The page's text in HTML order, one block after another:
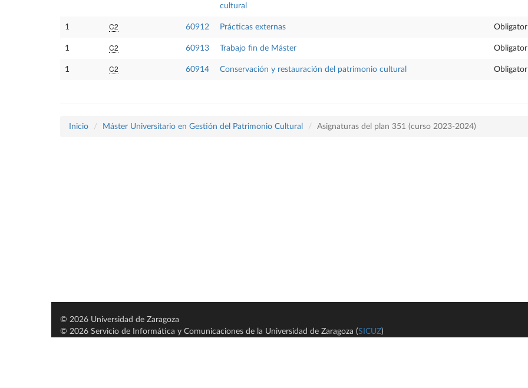
cultural
1 C2 60912 Prácticas externas
1 C2 60913 Trabajo fin de Máster
1 C2 60914 Conservación y restauración del patrimonio cultural
Inicio Máster Universitario en Gestión del Patrimonio Cultural Asignaturas del plan 351 (curso 2023-2024)
© 2026 Universidad de Zaragoza
© 2026 Servicio de Informática y Comunicaciones de la Universidad de Zaragoza (SICUZ)